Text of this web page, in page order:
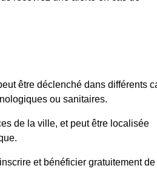
être déclenché dans différents
ou sanitaires.
de la ville, et peut être localisée
et bénéficier gratuitement de